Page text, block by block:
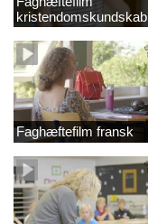
kristendomskundskab
Faghæftefilm fransk